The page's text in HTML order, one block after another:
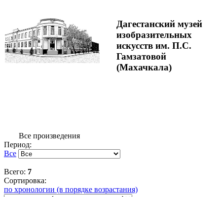
Дагестанский музей
изобразительных
искусств им. П.С.
Гамзатовой
(Махачкала)
Все произведения
Период:
Все
Всего: 7
Сортировка:
по хронологии (в порядке возрастания)